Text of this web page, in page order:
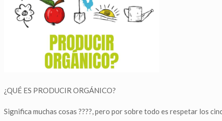
¿QUÉ ES PRODUCIR ORGÁNICO?
Significa muchas cosas ????, pero por sobre todo es respetar los